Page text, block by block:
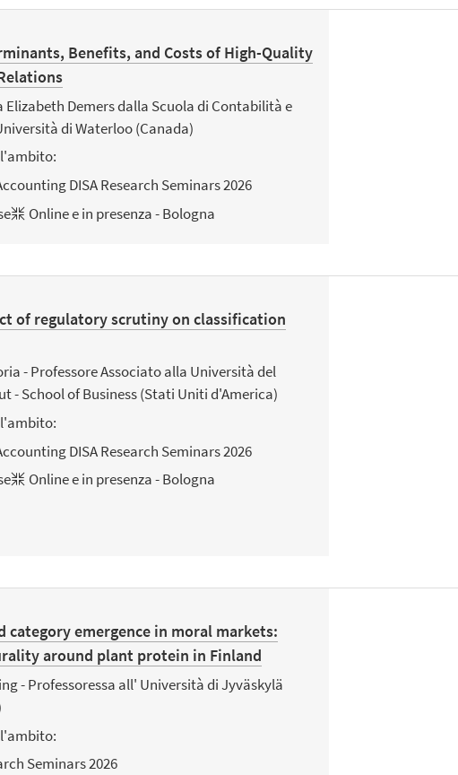
Benefits, and Costs of High-Quality
Elizabeth Demers dalla Scuola di Contabilità e
di Waterloo (Canada)
DISA Research Seminars 2026
Online e in presenza - Bologna
of regulatory scrutiny on classification
- Professore Associato alla Università del
- School of Business (Stati Uniti d'America)
DISA Research Seminars 2026
Online e in presenza - Bologna
category emergence in moral markets:
around plant protein in Finland
- Professoressa all' Università di Jyväskylä
Seminars 2026